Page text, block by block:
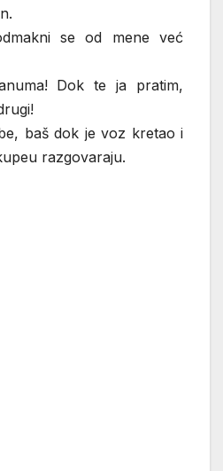
se od mene već
Dok te ja pratim,
baš dok je voz kretao i
razgovaraju.